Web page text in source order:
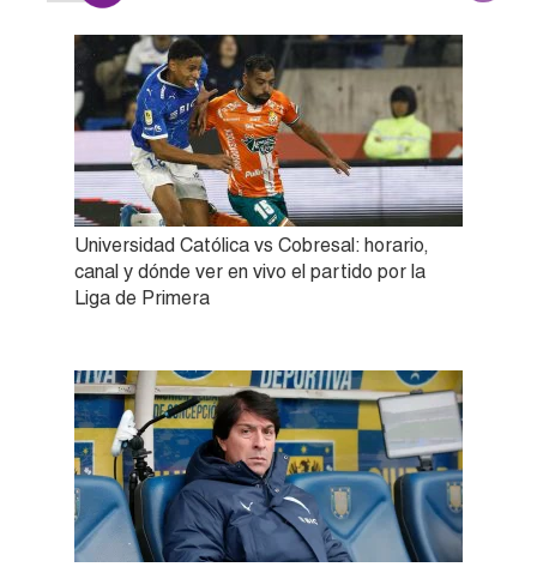
Universidad Católica vs Cobresal: horario,
canal y dónde ver en vivo el partido por la
Liga de Primera